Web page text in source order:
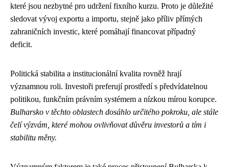
které jsou nezbytné pro udržení fixního kurzu. Proto je důležité
sledovat vývoj exportu a importu, stejně jako příliv přímých
zahraničních investic, které pomáhají financovat případný
deficit.
Politická stabilita a institucionální kvalita rovněž hrají
významnou roli. Investoři preferují prostředí s předvídatelnou
politikou, funkčním právním systémem a nízkou mírou korupce.
Bulharsko v těchto oblastech dosáhlo určitého pokroku, ale stále
čelí výzvám, které mohou ovlivňovat důvěru investorů a tím i
stabilitu měny.